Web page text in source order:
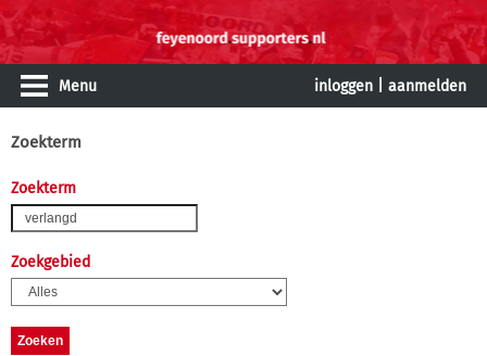
Menu inloggen aanmelden
Zoekterm
Zoekterm
Zoekgebied